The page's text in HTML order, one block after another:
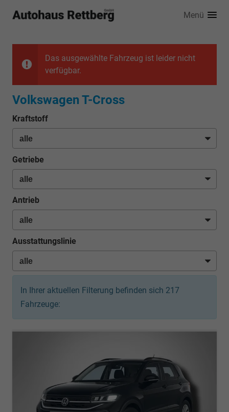
Menü
Das ausgewählte Fahrzeug ist leider nicht
verfügbar.
Volkswagen T-Cross
Kraftstoff
Getriebe
Antrieb
Ausstattungslinie
In Ihrer aktuellen Filterung befinden sich 217
Fahrzeuge: